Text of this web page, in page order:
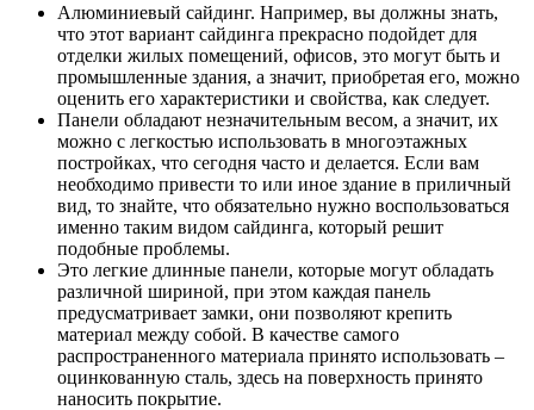
Алюминиевый сайдинг. Например, вы должны знать,
что этот вариант сайдинга прекрасно подойдет для
отделки жилых помещений, офисов, это могут быть и
промышленные здания, а значит, приобретая его, можно
оценить его характеристики и свойства, как следует.
Панели обладают незначительным весом, а значит, их
можно с легкостью использовать в многоэтажных
постройках, что сегодня часто и делается. Если вам
необходимо привести то или иное здание в приличный
вид, то знайте, что обязательно нужно воспользоваться
именно таким видом сайдинга, который решит
подобные проблемы.
Это легкие длинные панели, которые могут обладать
различной шириной, при этом каждая панель
предусматривает замки, они позволяют крепить
материал между собой. В качестве самого
распространенного материала принято использовать –
оцинкованную сталь, здесь на поверхность принято
наносить покрытие.